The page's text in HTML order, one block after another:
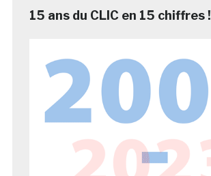
15 ans du CLIC en 15 chiffres !